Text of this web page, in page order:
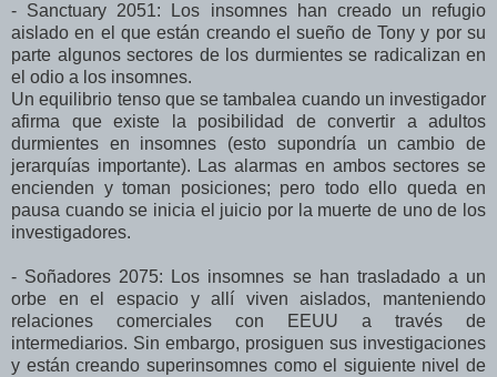
- Sanctuary 2051: Los insomnes han creado un refugio
aislado en el que están creando el sueño de Tony y por su
parte algunos sectores de los durmientes se radicalizan en
el odio a los insomnes.
Un equilibrio tenso que se tambalea cuando un investigador
afirma que existe la posibilidad de convertir a adultos
durmientes en insomnes (esto supondría un cambio de
jerarquías importante). Las alarmas en ambos sectores se
encienden y toman posiciones; pero todo ello queda en
pausa cuando se inicia el juicio por la muerte de uno de los
investigadores.
- Soñadores 2075: Los insomnes se han trasladado a un
orbe en el espacio y allí viven aislados, manteniendo
relaciones comerciales con EEUU a través de
intermediarios. Sin embargo, prosiguen sus investigaciones
y están creando superinsomnes como el siguiente nivel de